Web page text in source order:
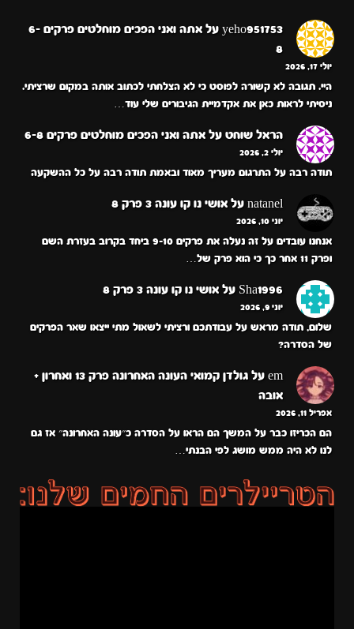
yeho951753 על
אתה ואני הפכים מוחלטים פרקים 6-
8
יולי 17, 2026
היי. תגובה לא קשורה לפוסט כי לא הצלחתי לכתוב אותה במקום שרציתי.
ניסיתי לראות כאן את אקדמיית הגיבורים שלי עוד…
הראל שוחט על אתה ואני הפכים מוחלטים פרקים 6-8
יולי 2, 2026
תודה רבה על התרגום מעריך מאוד ובאמת תודה רבה על כל ההשקעה
natanel על אושי נו קו עונה 3 פרק 8
יוני 10, 2026
אנחנו עובדים על זה נעלה את פרקים 9-10 ביחד בקרוב בעזרת השם
ופרק 11 אחר כך כי הוא פרק של…
Sha1996 על אושי נו קו עונה 3 פרק 8
יוני 9, 2026
שלום, תודה מראש על עבודתכם ורציתי לשאול מתי ייצאו שאר הפרקים
של הסדרה?
em על
גולדן קמואי העונה האחרונה פרק 13 ואחרון +
אובה
אפריל 11, 2026
הם הכריזו כבר על המשך הם הראו על הסדרה כ״עונה האחרונה״ אז גם
לנו לא היה ממש מושג לפי הבנתי…